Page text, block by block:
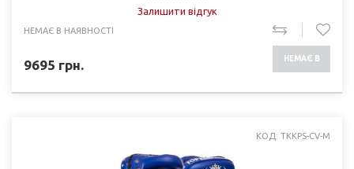
Залишити відгук
НЕМАЄ В НАЯВНОСТІ
9695 грн. НЕМАЄ В
КОД: TKKPS-CV-M